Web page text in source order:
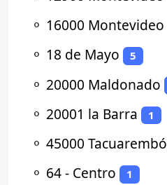
⚬ 16000 Montevideo
⚬ 18 de Mayo 5
⚬ 20000 Maldonado
⚬ 20001 la Barra 1
⚬ 45000 Tacuarembó
⚬ 64 - Centro 1